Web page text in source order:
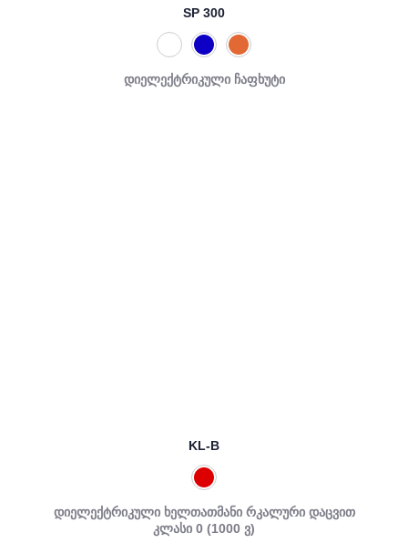
SP 300
დიელექტრიკული ჩაფხუტი
KL-B
დიელექტრიკული ხელთათმანი რკალური დაცვით
კლასი 0 (1000 ვ)